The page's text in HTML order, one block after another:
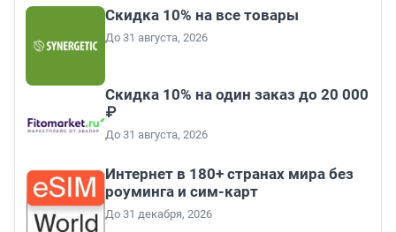
Скидка 10% на все товары
До 31 августа, 2026
Скидка 10% на один заказ до 20 000
₽
До 31 августа, 2026
Интернет в 180+ странах мира без
роуминга и сим-карт
До 31 декабря, 2026